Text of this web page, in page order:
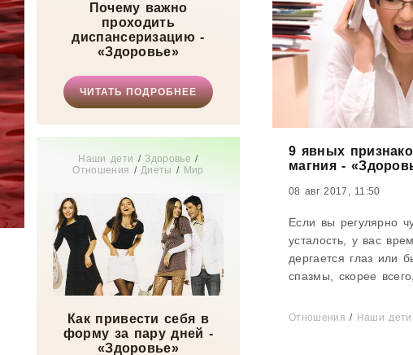
Почему важно
проходить
диспансеризацию -
«Здоровье»
ЧИТАТЬ ПОДРОБНЕЕ
Наши дети /Здоровье /
Отношения /Диеты / Мир
Рецепты
Как привести себя в
форму за пару дней -
«Здоровье»
9 явных
магния -
08 авг 2017, 11:50
Если вы регулярно
усталость, у вас
дергается глаз или
спазмы, скорее
Магний отвечает за
Отношения / Наши дети